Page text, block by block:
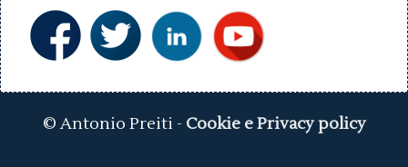
© Antonio Preiti - Cookie e Privacy policy